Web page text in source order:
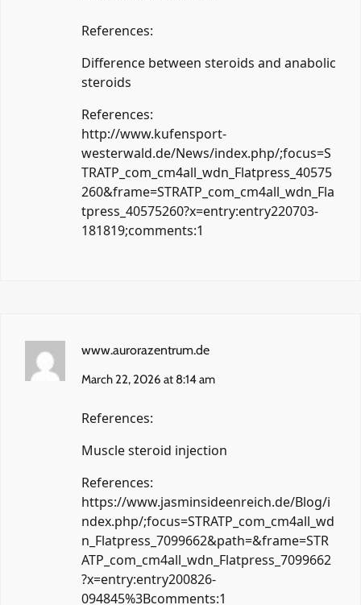
References:
Difference between steroids and anabolic
steroids
References:
http://www.kufensport-
westerwald.de/News/index.php/;focus=S
TRATP_com_cm4all_wdn_Flatpress_40575
260&frame=STRATP_com_cm4all_wdn_Fla
tpress_40575260?x=entry:entry220703-
181819;comments:1
www.aurorazentrum.de
March 22, 2026 at 8:14 am
References:
Muscle steroid injection
References:
https://www.jasminsideenreich.de/Blog/i
ndex.php/;focus=STRATP_com_cm4all_wd
n_Flatpress_7099662&path=&frame=STR
ATP_com_cm4all_wdn_Flatpress_7099662
?x=entry:entry200826-
094845%3Bcomments:1